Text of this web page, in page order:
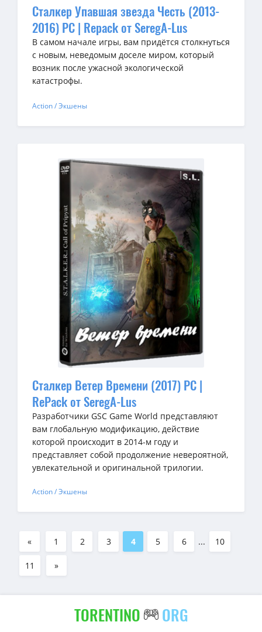
Сталкер Упавшая звезда Честь (2013-
2016) PC | Repack от SeregA-Lus
В самом начале игры, вам придётся столкнуться
с новым, неведомым доселе миром, который
возник после ужасной экологической
катастрофы.
Action / Экшены
Сталкер Ветер Времени (2017) PC |
RePack от SeregA-Lus
Разработчики GSC Game World представляют
вам глобальную модификацию, действие
которой происходит в 2014-м году и
представляет собой продолжение невероятной,
увлекательной и оригинальной трилогии.
Action / Экшены
« 1 2 3 4 5 6 ... 10
11 »
TORENTINO ORG